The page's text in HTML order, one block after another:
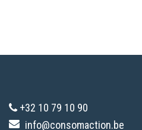
+32 10 79 10 90
info@consomaction.be